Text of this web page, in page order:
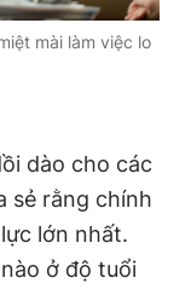
mài làm việc lo
dào cho các
sẻ rằng chính
lớn nhất.
ở độ tuổi